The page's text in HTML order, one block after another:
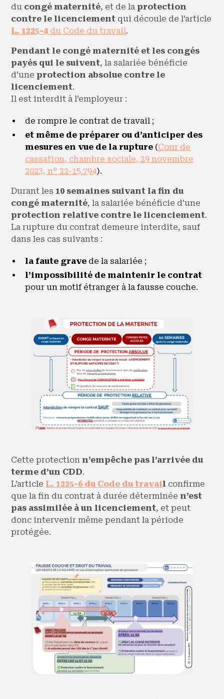
du congé maternité, et de la protection
contre le licenciement qui découle de l’article
L. 1225-4 du Code du travail.
Pendant le congé maternité et les congés
payés qui le suivent, la salariée bénéficie
d’une protection absolue contre le
licenciement.
Il est interdit à l’employeur :
de rompre le contrat de travail ;
et même de préparer ou d’anticiper des
mesures en vue de la rupture (Cour de
cassation, chambre sociale, 29 novembre
2023, n° 22-15.794).
Durant les10 semaines suivant la fin du
congé maternité, la salariée bénéficie d’une
protection relative contre le licenciement.
La rupture du contrat demeure interdite, sauf
dans les cas suivants :
la faute grave de la salariée ;
l’impossibilité de maintenir le contrat
pour un motif étranger à la fausse couche.
Cette protection n’empêche pas l’arrivée du
terme d’un CDD.
L’article L. 1225-6 du Code du travail confirme
que la fin du contrat à durée déterminée n’est
pas assimilée à un licenciement, et peut
donc intervenir même pendant la période
protégée.